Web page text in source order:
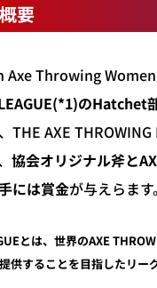
要
Axe Throwing
(*1)のHatchet
THE AXE
協会オリジナル斧と
には賞金が与えらます。
とは、世界のAXE
供することを目指したリー